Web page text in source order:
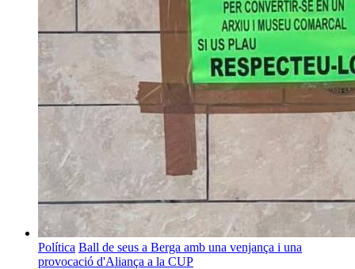
Política Ball de seus a Berga amb una venjança i una
provocació d'Aliança a la CUP